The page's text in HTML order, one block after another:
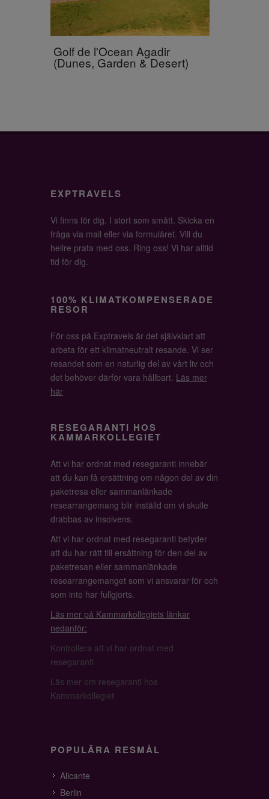
Golf de l'Ocean Agadir
(Dunes, Garden & Desert)
EXPTRAVELS
Vi finns för dig. I stort som smått. Skicka en
fråga via mail eller via formuläret. Vill du
hellre prata med oss. Ring oss! Vi har alltid
tid för dig.
100% KLIMATKOMPENSERADE
RESOR
För oss på Exptravels är det självklart att
arbeta för ett klimatneutralt resande. Vi ser
resandet som en naturlig del av vårt liv och
det behöver därför vara hållbart. Läs mer
här
RESEGARANTI HOS
KAMMARKOLLEGIET
Att vi har ordnat med resegaranti innebär
att du kan få ersättning om någon del av din
paketresa eller sammanlänkade
researrangemang blir inställd om vi skulle
drabbas av insolvens.
Att vi har ordnat med resegaranti betyder
att du har rätt till ersättning för den del av
paketresan eller sammanlänkade
researrangemanget som vi ansvarar för och
som inte har fullgjorts.
Läs mer på Kammarkollegiets länkar
nedanför:
Kontrollera att vi har ordnat med
resegaranti
Läs mer om resegaranti hos
Kammarkollegiet
POPULÄRA RESMÅL
Alicante
Berlin